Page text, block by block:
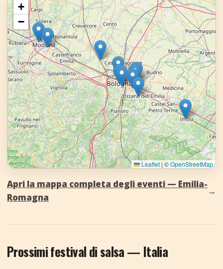
+
−
Leaflet | ©OpenStreetMap
Apri la mappa completa degli eventi — Emilia-
Romagna
→
Prossimi festival di salsa — Italia